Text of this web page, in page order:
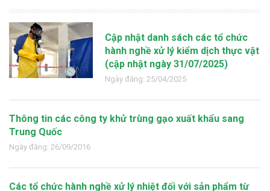
Cập nhật danh sách các tổ chức
hành nghề xử lý kiểm dịch thực vật
(cập nhật ngày 31/07/2025)
Ngày đăng: 25/04/2025
Thông tin các công ty khử trùng gạo xuất khẩu sang
Trung Quốc
Ngày đăng: 26/09/2016
Các tổ chức hành nghề xử lý nhiệt đối với sản phẩm từ